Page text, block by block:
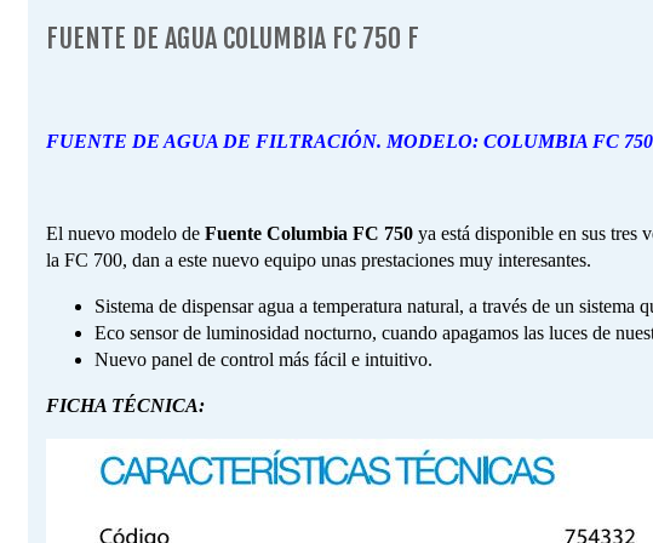
FUENTE DE AGUA COLUMBIA FC 750 F
FUENTE DE AGUA DE FILTRACIÓN. MODELO: COLUMBIA FC
El nuevo modelo de Fuente Columbia FC 750 ya está disponible en sus tres
la FC 700, dan a este nuevo equipo unas prestaciones muy interesantes.
Sistema de dispensar agua a temperatura natural, a través de un
Eco sensor de luminosidad nocturno, cuando apagamos las luces de
Nuevo panel de control más fácil e intuitivo.
FICHA TÉCNICA: